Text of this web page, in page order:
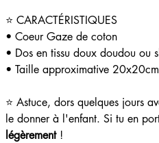
⭐ CARACTÉRISTIQUES
• Coeur Gaze de coton
• Dos en tissu doux doudou ou
• Taille approximative 20x20cm
⭐ Astuce, dors quelques jours
le donner à l'enfant. Si tu en
légèrement!